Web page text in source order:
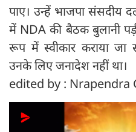
पाए। उन्हें भाजपा संसदीय
में NDA की बैठक बुलानी
रूप में स्वीकार कराया
उनके लिए जनादेश नहीं था।
edited by : Nrapendra